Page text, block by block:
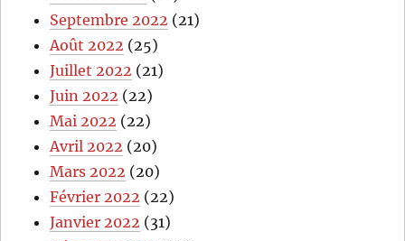
Septembre 2022 (21)
Août 2022 (25)
Juillet 2022 (21)
Juin 2022 (22)
Mai 2022 (22)
Avril 2022 (20)
Mars 2022 (20)
Février 2022 (22)
Janvier 2022 (31)